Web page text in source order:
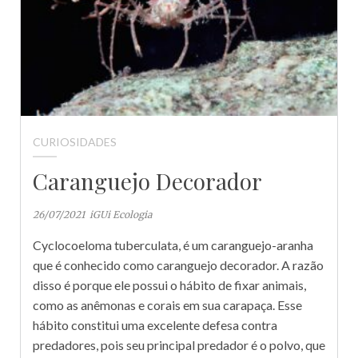
CURIOSIDADES
Caranguejo Decorador
26/07/2021 iGUi Ecologia
Cyclocoeloma tuberculata, é um caranguejo-aranha
que é conhecido como caranguejo decorador. A razão
disso é porque ele possui o hábito de fixar animais,
como as anêmonas e corais em sua carapaça. Esse
hábito constitui uma excelente defesa contra
predadores, pois seu principal predador é o polvo, que